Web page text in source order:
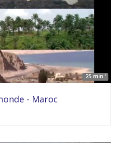
25 min '
- Maroc